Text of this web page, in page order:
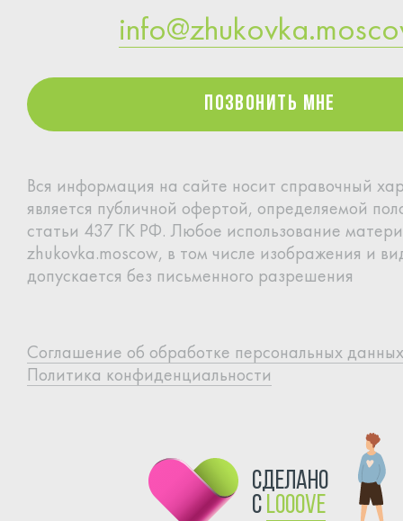
Позвонить мне
Вся информация на сайте носит справочный
является публичной офертой, определяемой
статьи 437 ГК РФ. Любое использование
zhukovka.moscow, в том числе изображения и
допускается без письменного разрешения
Cоглашение об обработке персональных данных
Политика конфиденциальности
сделано
сLooove